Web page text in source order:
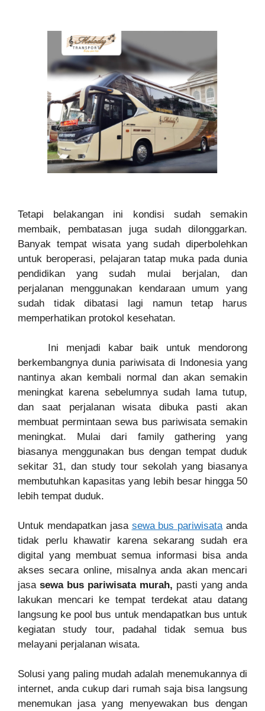
Tetapi belakangan ini kondisi sudah semakin
membaik, pembatasan juga sudah dilonggarkan.
Banyak tempat wisata yang sudah diperbolehkan
untuk beroperasi, pelajaran tatap muka pada dunia
pendidikan yang sudah mulai berjalan, dan
perjalanan menggunakan kendaraan umum yang
sudah tidak dibatasi lagi namun tetap harus
memperhatikan protokol kesehatan.
Ini menjadi kabar baik untuk mendorong
berkembangnya dunia pariwisata di Indonesia yang
nantinya akan kembali normal dan akan semakin
meningkat karena sebelumnya sudah lama tutup,
dan saat perjalanan wisata dibuka pasti akan
membuat permintaan sewa bus pariwisata semakin
meningkat. Mulai dari family gathering yang
biasanya menggunakan bus dengan tempat duduk
sekitar 31, dan study tour sekolah yang biasanya
membutuhkan kapasitas yang lebih besar hingga 50
lebih tempat duduk.
Untuk mendapatkan jasa sewa bus pariwisataanda
tidak perlu khawatir karena sekarang sudah era
digital yang membuat semua informasi bisa anda
akses secara online, misalnya anda akan mencari
jasa sewa bus pariwisata murah, pasti yang anda
lakukan mencari ke tempat terdekat atau datang
langsung ke pool bus untuk mendapatkan bus untuk
kegiatan study tour, padahal tidak semua bus
melayani perjalanan wisata.
Solusi yang paling mudah adalah menemukannya di
internet, anda cukup dari rumah saja bisa langsung
menemukan jasa yang menyewakan bus dengan